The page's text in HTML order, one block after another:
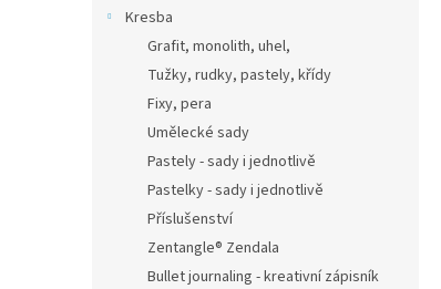
Kresba
Grafit, monolith, uhel,
Tužky, rudky, pastely, křídy
Fixy, pera
Umělecké sady
Pastely - sady i jednotlivě
Pastelky - sady i jednotlivě
Příslušenství
Zentangle® Zendala
Bullet journaling - kreativní zápisník